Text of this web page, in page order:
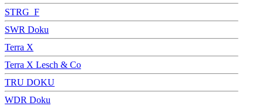
STRG_F
SWR Doku
Terra X
Terra X Lesch & Co
TRU DOKU
WDR Doku